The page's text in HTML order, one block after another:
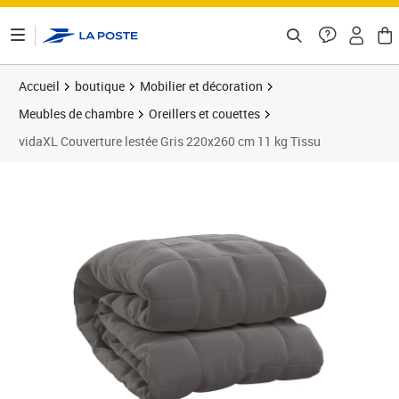
Accueil boutique
Mobilier et décoration
Meubles de chambre
Oreillers et couettes
vidaXL Couverture lestée Gris 220x260 cm 11 kg Tissu